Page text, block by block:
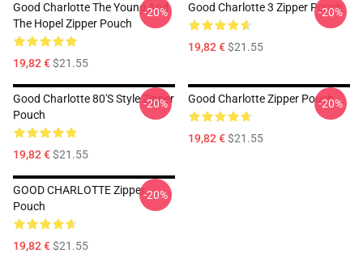
Good Charlotte The Young And
The Hopel Zipper Pouch
19,82 €$21.55
-20% Good Charlotte 3 Zipper Pouch
19,82 €$21.55
-20%
Good Charlotte 80's Style Zipper
Pouch
19,82 €$21.55
-20% Good Charlotte Zipper Pouch
19,82 €$21.55
-20%
GOOD CHARLOTTE Zipper
Pouch
19,82 €$21.55
-20%